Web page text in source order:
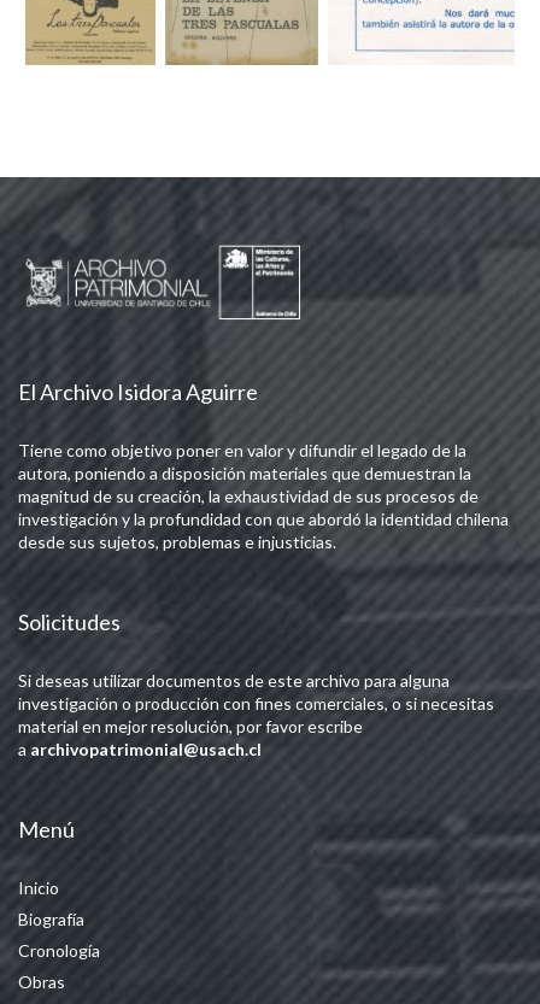
El Archivo Isidora Aguirre
Tiene como objetivo poner en valor y difundir el legado de la
autora, poniendo a disposición materiales que demuestran la
magnitud de su creación, la exhaustividad de sus procesos de
investigación y la profundidad con que abordó la identidad chilena
desde sus sujetos, problemas e injusticias.
Solicitudes
Si deseas utilizar documentos de este archivo para alguna
investigación o producción con fines comerciales, o si necesitas
material en mejor resolución, por favor escribe
a archivopatrimonial@usach.cl
Menú
Inicio
Biografía
Cronología
Obras